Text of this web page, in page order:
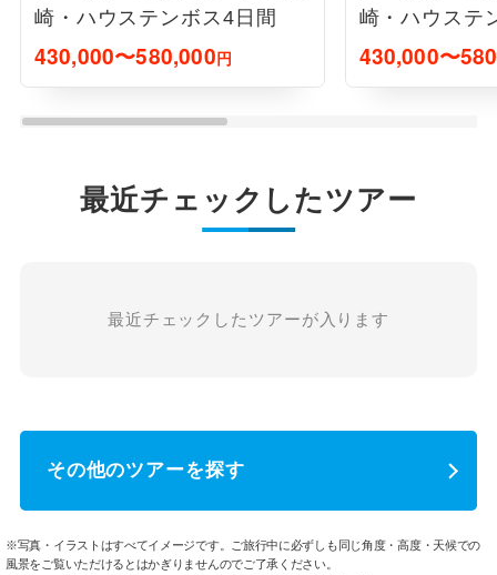
崎・ハウステンボス4日間
430,000〜580,000円
崎・ハウステ
430,000〜
最近チェックしたツアー
最近チェックしたツアーが入ります
その他のツアーを探す
※写真・イラストはすべてイメージです。ご旅行中に必ずしも同じ角度・高度・天候での
風景をご覧いただけるとはかぎりませんのでご了承ください。